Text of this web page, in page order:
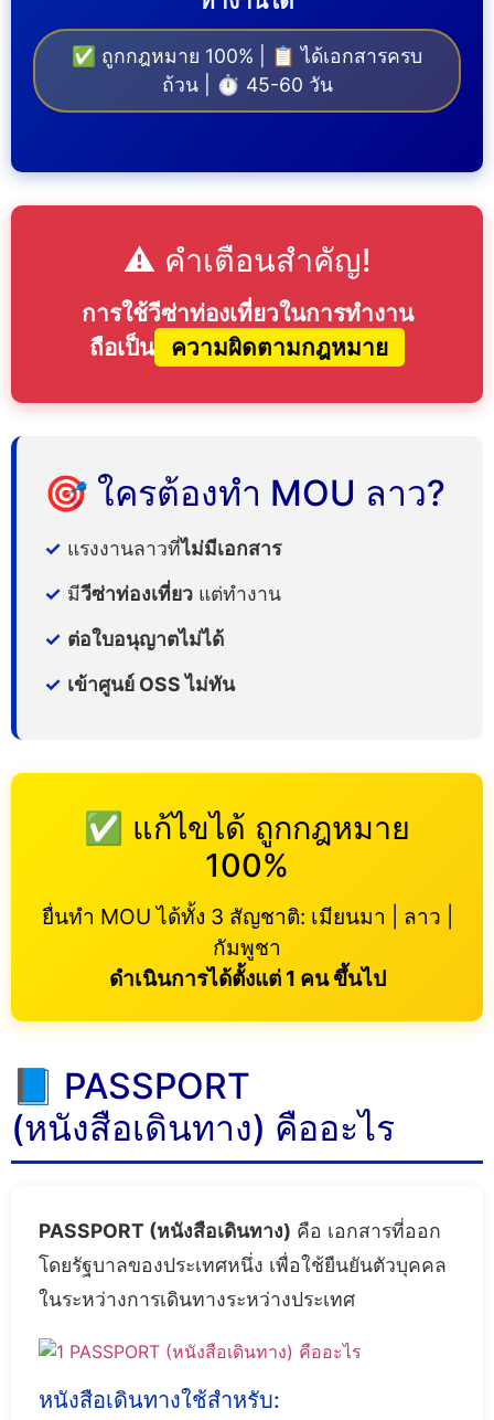
✅ ถูกกฎหมาย 100% | 📋 ได้เอกสารครบ
ถ้วน | ⏱️ 45-60 วัน
⚠️ คำเตือนสำคัญ!
การใช้วีซ่าท่องเที่ยวในการทำงาน
ถือเป็น
ความผิดตามกฎหมาย
🎯 ใครต้องทำ MOU ลาว?
✓ แรงงานลาวที่ไม่มีเอกสาร
✓ มีวีซ่าท่องเที่ยว แต่ทำงาน
✓ ต่อใบอนุญาตไม่ได้
✓ เข้าศูนย์ OSS ไม่ทัน
✅ แก้ไขได้ ถูกกฎหมาย
100%
ยื่นทำ MOU ได้ทั้ง 3 สัญชาติ: เมียนมา | ลาว |
กัมพูชา
ดำเนินการได้ตั้งแต่ 1 คน ขึ้นไป
📘 PASSPORT
(หนังสือเดินทาง) คืออะไร
PASSPORT (หนังสือเดินทาง) คือ เอกสารที่ออก
โดยรัฐบาลของประเทศหนึ่ง เพื่อใช้ยืนยันตัวบุคคล
ในระหว่างการเดินทางระหว่างประเทศ
หนังสือเดินทางใช้สำหรับ: